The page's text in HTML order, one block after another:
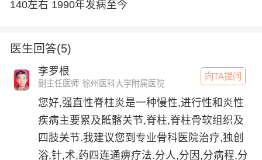
140左右 1990年发病至今
医生回答(5)
向TA提问
李罗根
副主任医师 徐州医科大学附属医院
您好,强直性脊柱炎是一种慢性,进行性和炎性
疾病主要累及骶髂关节,脊柱,脊柱骨软组织及
四肢关节.我建议您到专业骨科医院治疗,独创
浴,针,术,药四连通痹疗法.分人,分因,分病程,分